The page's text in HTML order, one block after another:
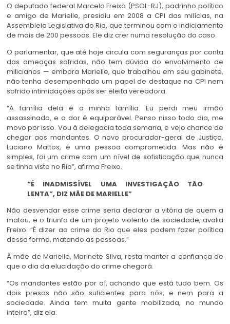
O deputado federal Marcelo Freixo (PSOL-RJ), padrinho político
e amigo de Marielle, presidiu em 2008 a CPI das milícias, na
Assembleia Legislativa do Rio, que terminou com o indiciamento
de mais de 200 pessoas. Ele diz crer numa resolução do caso.
O parlamentar, que até hoje circula com seguranças por conta
das ameaças sofridas, não tem dúvida do envolvimento de
milicianos — embora Marielle, que trabalhou em seu gabinete,
não tenha desempenhado um papel de destaque na CPI nem
sofrido intimidações após ser eleita vereadora.
“A família dela é a minha família. Eu perdi meu irmão
assassinado, e a dor é equiparável. Penso nisso todo dia, me
movo por isso. Vou à delegacia toda semana, e vejo chance de
chegar aos mandantes. O novo procurador-geral de Justiça,
Luciano Mattos, é uma pessoa comprometida. Mas não é
simples, foi um crime com um nível de sofisticação que nunca
se tinha visto no Rio”, afirma Freixo.
“É INADMISSÍVEL UMA INVESTIGAÇÃO TÃO
LENTA”, DIZ MÃE DE MARIELLE”
Não desvendar esse crime seria declarar a vitória de quem a
matou, e o triunfo de um projeto violento de sociedade, avalia
Freixo. “É dizer ao crime do Rio que eles podem fazer política
dessa forma, matando as pessoas.”
À mãe de Marielle, Marinete Silva, resta manter a confiança de
que o dia da elucidação do crime chegará.
“Os mandantes estão por aí, achando que está tudo bem. Os
dois presos não são suficientes para nós, e nem para a
sociedade. Ainda tem muita gente mobilizada, no mundo
inteiro”, diz ela.